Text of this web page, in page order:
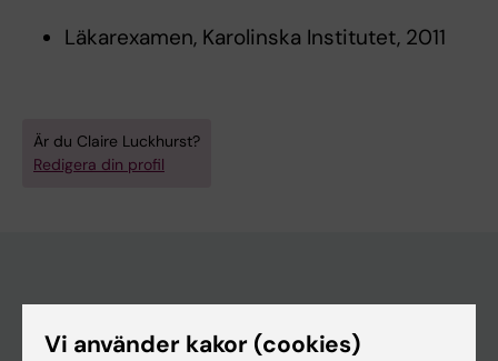
Läkarexamen, Karolinska Institutet, 2011
Är du Claire Luckhurst?
Redigera din profil
Utbildning
Vi använder kakor (cookies)